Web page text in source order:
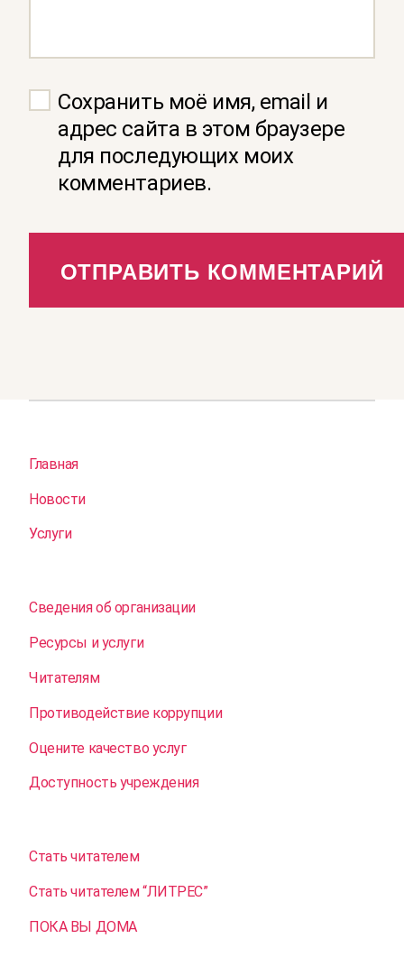
Сохранить моё имя, email и
адрес сайта в этом браузере
для последующих моих
комментариев.
Главная
Новости
Услуги
Сведения об организации
Ресурсы и услуги
Читателям
Противодействие коррупции
Оцените качество услуг
Доступность учреждения
Стать читателем
Стать читателем “ЛИТРЕС”
ПОКА ВЫ ДОМА